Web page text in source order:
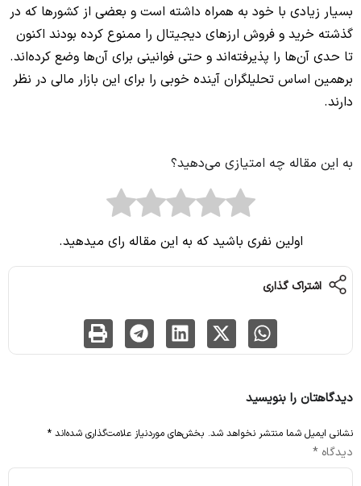
بسیار زیادی با خود به همراه داشته است و بعضی از کشورها که در
گذشته خرید و فروش ارزهای دیجیتال را ممنوع کرده‌ بودند اکنون
تا حدی آن‌ها را پذیرفته‌اند و حتی فوانینی برای آن‌ها وضع کرده‌اند.
برهمین اساس تحلیلگران آینده خوبی را برای این بازار مالی در نظر
دارند.
به این مقاله چه امتیازی می‌دهید؟
اولین نفری باشید که به این مقاله رای میدهید.
اشتراک گذاری
دیدگاهتان را بنویسید
نشانی ایمیل شما منتشر نخواهد شد. بخش‌های موردنیاز علامت‌گذاری شده‌اند *
دیدگاه *